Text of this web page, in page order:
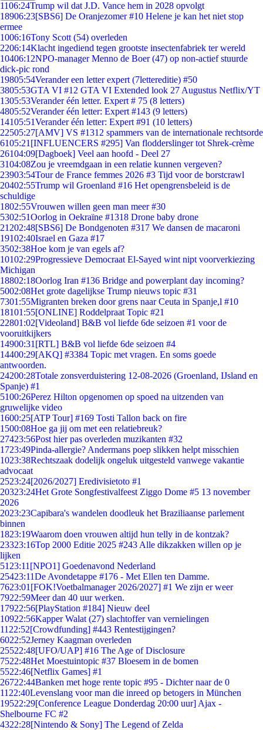
1106:24Trump wil dat J.D. Vance hem in 2028 opvolgt
18906:23[SBS6] De Oranjezomer #10 Helene je kan het niet stop
ermee
1006:16Tony Scott (54) overleden
2206:14Klacht ingediend tegen grootste insectenfabriek ter wereld
10406:12NPO-manager Menno de Boer (47) op non-actief stuurde
dick-pic rond
19805:54Verander een letter expert (7lettereditie) #50
3805:53GTA VI #12 GTA VI Extended look 27 Augustus Netflix/YT
1305:53Verander één letter. Expert # 75 (8 letters)
4805:52Verander één letter: Expert #143 (9 letters)
14105:51Verander één letter: Expert #91 (10 letters)
22505:27[AMV] VS #1312 spammers van de internationale rechtsorde
6105:21 [INFLUENCERS #295] Van flodderslinger tot Shrek-crème
26104:09[Dagboek] Veel aan hoofd - Deel 27
3104:08Zou je vreemdgaan in een relatie kunnen vergeven?
23903:54Tour de France femmes 2026 #3 Tijd voor de borstcrawl
20402:55Trump wil Groenland #16 Het opengrensbeleid is de
schuldige
1802:55Vrouwen willen geen man meer #30
5302:51Oorlog in Oekraïne #1318 Drone baby drone
21202:48[SBS6] De Bondgenoten #317 We dansen de macaroni
19102:40Israel en Gaza #17
3502:38Hoe kom je van egels af?
10102:29Progressieve Democraat El-Sayed wint nipt voorverkiezing
Michigan
18802:18Oorlog Iran #136 Bridge and powerplant day incoming?
5002:08Het grote dagelijkse Trump nieuws topic #31
7301:55Migranten breken door grens naar Ceuta in Spanje,l #10
18101:55[ONLINE] Roddelpraat Topic #21
22801:02[Videoland] B&B vol liefde 6de seizoen #1 voor de
vooruitkijkers
14900:31 [RTL] B&B vol liefde 6de seizoen #4
14400:29[AKQ] #3384 Topic met vragen. En soms goede
antwoorden.
24200:28Totale zonsverduistering 12-08-2026 (Groenland, IJsland en
Spanje) #1
5100:26Perez Hilton opgenomen op spoed na uitzenden van
gruwelijke video
1600:25[ATP Tour] #169 Tosti Tallon back on fire
1500:08Hoe ga jij om met een relatiebreuk?
27423:56Post hier pas overleden muzikanten #32
1723:49Pinda-allergie? Andermans poep slikken helpt misschien
1023:38Rechtszaak dodelijk ongeluk uitgesteld vanwege vakantie
advocaat
2523:24[2026/2027] Eredivisietoto #1
20323:24Het Grote Songfestivalfeest Ziggo Dome #5 13 november
2026
2023:23Capibara's wandelen doodleuk het Braziliaanse parlement
binnen
1823:19Waarom doen vrouwen altijd hun telly in de kontzak?
23323:16Top 2000 Editie 2025 #243 Alle dikzakken willen op je
lijken
51 23:11 [NPO1] Goedenavond Nederland
25423:11De Avondetappe #176 - Met Ellen ten Damme.
7623:01 [FOK!Voetbalmanager 2026/2027] #1 We zijn er weer
7922:59Meer dan 40 uur werken.
17922:56[PlayStation #184] Nieuw deel
10922:56Kapper Walat (27) slachtoffer van vernielingen
11 22:52[Crowdfunding] #443 Rentestijgingen?
6022:52Jerney Kaagman overleden
25522:48[UFO/UAP] #16 The Age of Disclosure
7522:48Het Moestuintopic #37 Bloesem in de bomen
5522:46[Netflix Games] #1
26722:44Banken met hoge rente topic #95 - Dichter naar de 0
11 22:40Levenslang voor man die inreed op betogers in München
19522:29[Conference League Donderdag 20:00 uur] Ajax -
Shelbourne FC #2
4322:28[Nintendo & Sony] The Legend of Zelda